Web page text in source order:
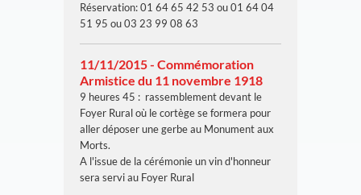
Réservation: 01 64 65 42 53 ou 01 64 04
51 95 ou 03 23 99 08 63
11/11/2015 - Commémoration
Armistice du 11 novembre 1918
9 heures 45 : rassemblement devant le
Foyer Rural où le cortège se formera pour
aller déposer une gerbe au Monument aux
Morts.
A l'issue de la cérémonie un vin d'honneur
sera servi au Foyer Rural